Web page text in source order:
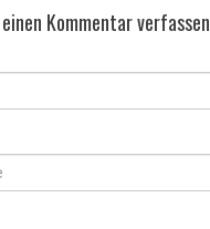
Kommentar verfassen